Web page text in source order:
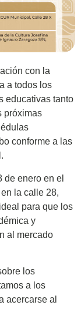
con la
a todos los
educativas tanto
próximas
conforme a las
de enero en el
la calle 28,
para que los
y
al mercado
los
a los
acercarse al